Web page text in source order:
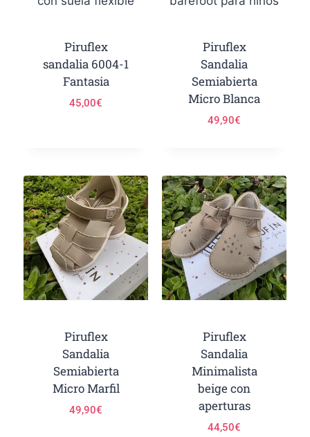
Piruflex
sandalia 6004-1
Fantasia
45,00€
Piruflex
Sandalia
Semiabierta
Micro Blanca
49,90€
Piruflex
Sandalia
Semiabierta
Micro Marfil
49,90€
Piruflex
Sandalia
Minimalista
beige con
aperturas
44,50€